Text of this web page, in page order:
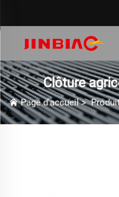
Clôture
Page d'accueil>